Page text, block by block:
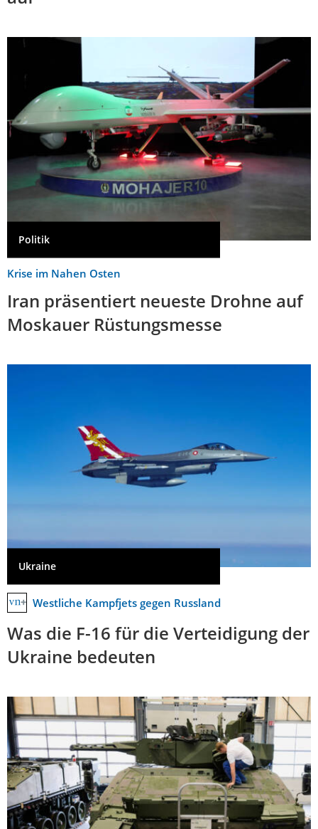
Politik
Krise im Nahen Osten
Iran präsentiert neueste Drohne auf
Moskauer Rüstungsmesse
Ukraine
Westliche Kampfjets gegen Russland
Was die F-16 für die Verteidigung der
Ukraine bedeuten